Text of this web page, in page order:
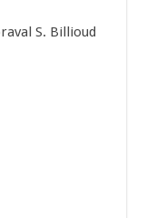
S. Billioud